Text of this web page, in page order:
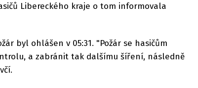
Libereckého kraje o tom informovala
byl ohlášen v 05:31. "Požár se hasičům
a zabránit tak dalšímu šíření, následně